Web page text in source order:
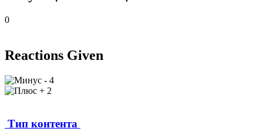
0
Reactions Given
4
2
Тип контента